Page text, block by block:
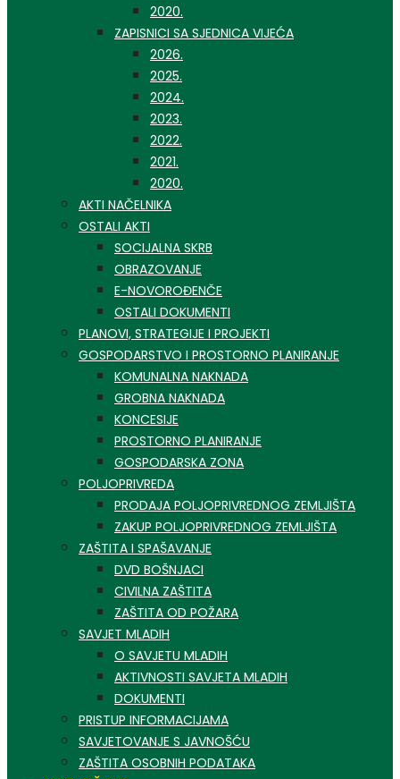
2020.
ZAPISNICI SA SJEDNICA VIJEĆA
2026.
2025.
2024.
2023.
2022.
2021.
2020.
AKTI NAČELNIKA
OSTALI AKTI
SOCIJALNA SKRB
OBRAZOVANJE
E-NOVOROĐENČE
OSTALI DOKUMENTI
PLANOVI, STRATEGIJE I PROJEKTI
GOSPODARSTVO I PROSTORNO PLANIRANJE
KOMUNALNA NAKNADA
GROBNA NAKNADA
KONCESIJE
PROSTORNO PLANIRANJE
GOSPODARSKA ZONA
POLJOPRIVREDA
PRODAJA POLJOPRIVREDNOG ZEMLJIŠTA
ZAKUP POLJOPRIVREDNOG ZEMLJIŠTA
ZAŠTITA I SPAŠAVANJE
DVD BOŠNJACI
CIVILNA ZAŠTITA
ZAŠTITA OD POŽARA
SAVJET MLADIH
O SAVJETU MLADIH
AKTIVNOSTI SAVJETA MLADIH
DOKUMENTI
PRISTUP INFORMACIJAMA
SAVJETOVANJE S JAVNOŠĆU
ZAŠTITA OSOBNIH PODATAKA